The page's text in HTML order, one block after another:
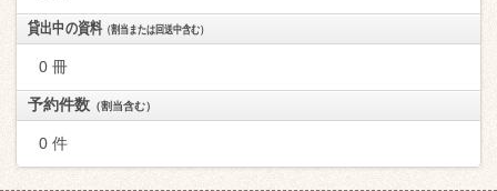
貸出中の資料（割当または回送中含む）
0 冊
予約件数 （割当含む）
0 件